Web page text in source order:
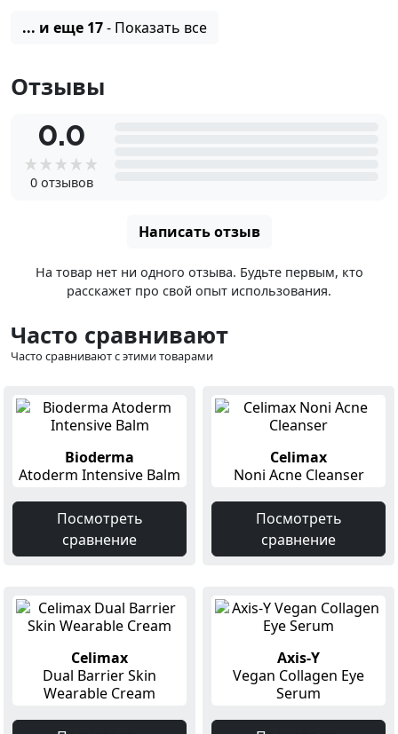
... и еще 17- Показать все
Отзывы
0.0
0 отзывов
Написать отзыв
На товар нет ни одного отзыва. Будьте первым, кто
расскажет про свой опыт использования.
Часто сравнивают
Часто сравнивают с этими товарами
Bioderma
Atoderm Intensive Balm
Посмотреть
сравнение
Celimax
Noni Acne Cleanser
Посмотреть
сравнение
Celimax
Dual Barrier Skin
Wearable Cream
Axis-Y
Vegan Collagen Eye
Serum